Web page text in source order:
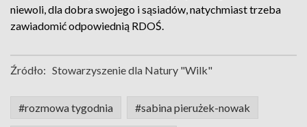
niewoli, dla dobra swojego i sąsiadów, natychmiast trzeba
zawiadomić odpowiednią RDOŚ.
Źródło: Stowarzyszenie dla Natury "Wilk"
#rozmowa tygodnia #sabina pierużek-nowak